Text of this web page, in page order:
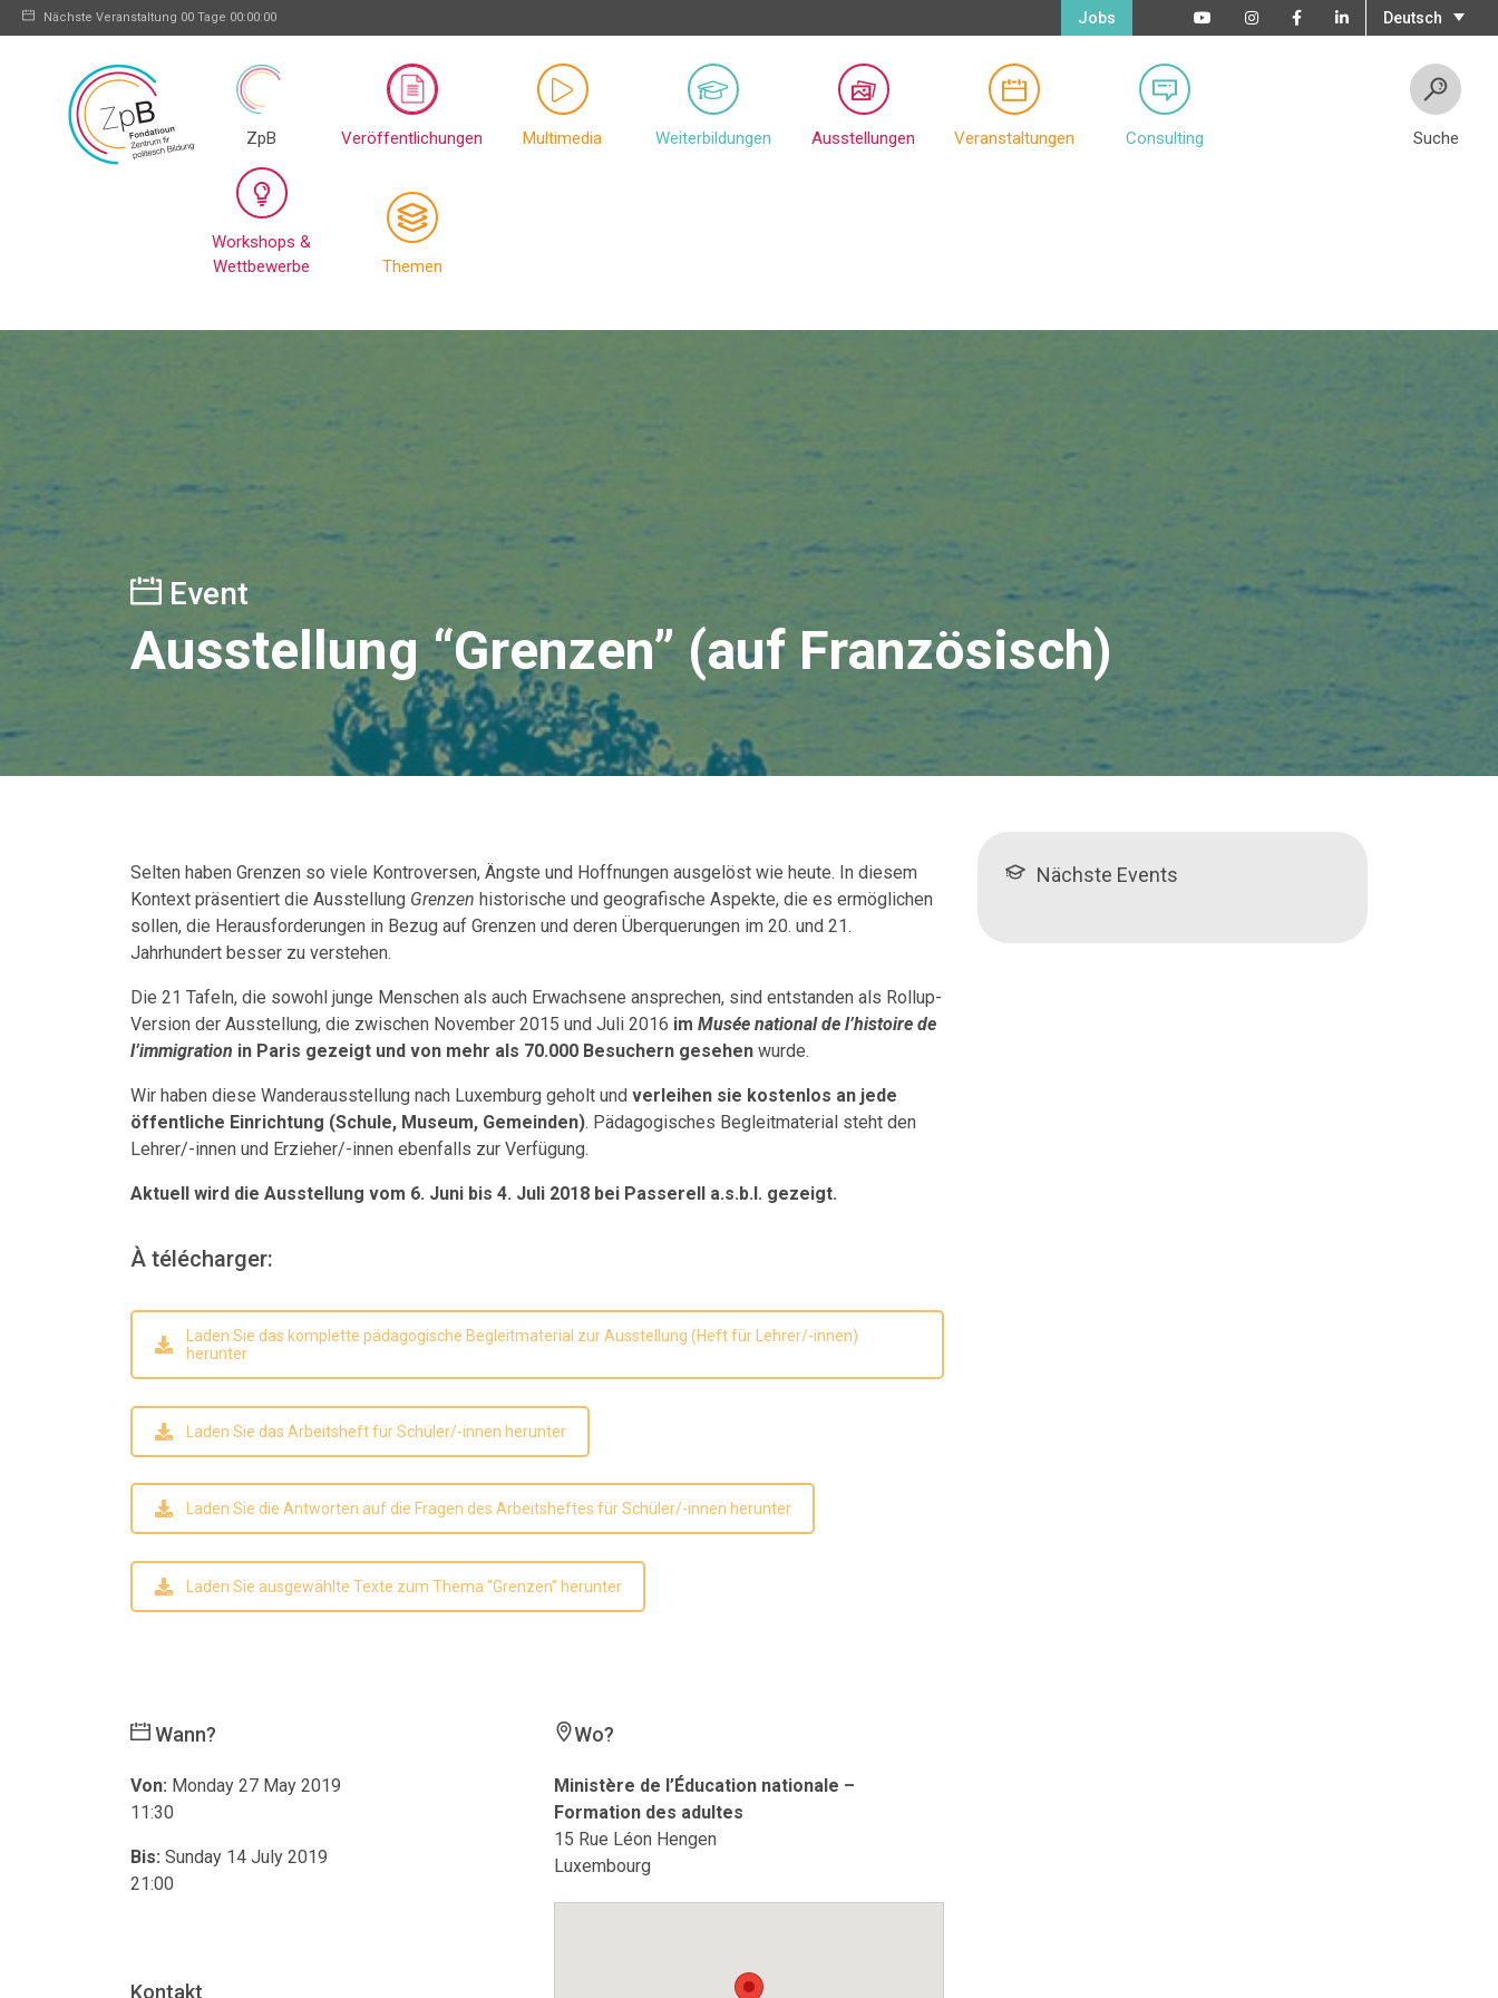
Nächste Veranstaltung 00 Tage 00:00:00 Deutsch
Jobs
ZpB Veröffentlichungen Multimedia Weiterbildungen Ausstellungen Veranstaltungen Consulting
Workshops &
Wettbewerbe
Themen
Suche
Event
Ausstellung “Grenzen” (auf Französisch)
Selten haben Grenzen so viele Kontroversen, Ängste und Hoffnungen ausgelöst wie heute. In diesem
Kontext präsentiert die Ausstellung Grenzen historische und geografische Aspekte, die es ermöglichen
sollen, die Herausforderungen in Bezug auf Grenzen und deren Überquerungen im 20. und 21.
Jahrhundert besser zu verstehen.
Die 21 Tafeln, die sowohl junge Menschen als auch Erwachsene ansprechen, sind entstanden als Rollup-
Version der Ausstellung, die zwischen November 2015 und Juli 2016 im Musée national de l’histoire de
l’immigration in Paris gezeigt und von mehr als 70.000 Besuchern gesehen wurde.
Wir haben diese Wanderausstellung nach Luxemburg geholt und verleihen sie kostenlos an jede
öffentliche Einrichtung (Schule, Museum, Gemeinden). Pädagogisches Begleitmaterial steht den
Lehrer/-innen und Erzieher/-innen ebenfalls zur Verfügung.
Aktuell wird die Ausstellung vom 6. Juni bis 4. Juli 2018 bei Passerell a.s.b.l. gezeigt.
À télécharger:
Laden Sie das komplette pädagogische Begleitmaterial zur Ausstellung (Heft für Lehrer/-innen)
herunter
Laden Sie das Arbeitsheft für Schüler/-innen herunter
Laden Sie die Antworten auf die Fragen des Arbeitsheftes für Schüler/-innen herunter
Laden Sie ausgewählte Texte zum Thema "Grenzen" herunter
Wann?
Von: Monday 27 May 2019
11:30
Bis: Sunday 14 July 2019
21:00
Kontakt
Wo?
Ministère de l’Éducation nationale –
Formation des adultes
15 Rue Léon Hengen
Luxembourg
Nächste Events